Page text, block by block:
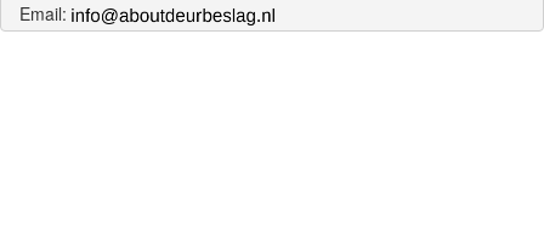
Email: